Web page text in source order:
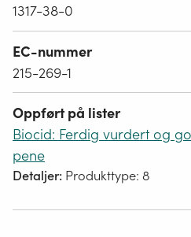
1317-38-0
EC-nummer
215-269-1
Oppført på lister
Biocid: Ferdig vurdert og
pene
Detaljer: Produkttype: 8